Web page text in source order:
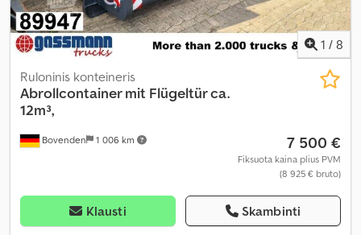
1 / 8
Bovenden 1 006 km
Ruloninis konteineris
Abrollcontainer mit Flügeltür ca.
12m³,
7 500 €
Fiksuota kaina plius PVM
(8 925 € bruto)
Klausti Skambinti